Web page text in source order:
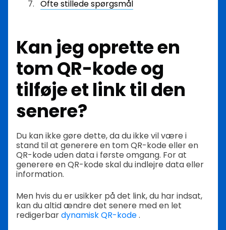
Ofte stillede spørgsmål
Kan jeg oprette en
tom QR-kode og
tilføje et link til den
senere?
Du kan ikke gøre dette, da du ikke vil være i
stand til at generere en tom QR-kode eller en
QR-kode uden data i første omgang. For at
generere en QR-kode skal du indlejre data eller
information.
Men hvis du er usikker på det link, du har indsat,
kan du altid ændre det senere med en let
redigerbardynamisk QR-kode.